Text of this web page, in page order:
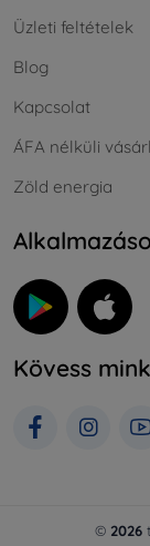
Üzleti feltételek
Blog
Kapcsolat
ÁFA nélküli
Zöld energia
Kövess
© 2026